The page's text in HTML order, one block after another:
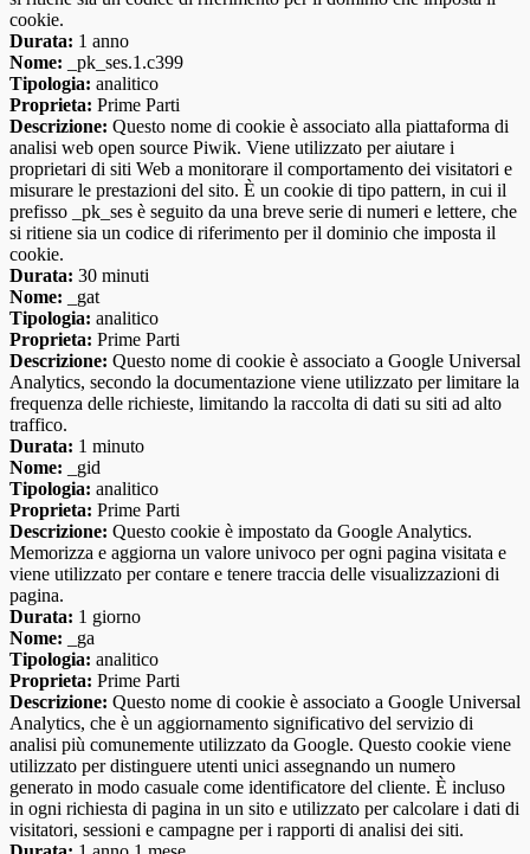
cookie.
Durata: 1 anno
Nome: _pk_ses.1.c399
Tipologia: analitico
Proprieta: Prime Parti
Descrizione: Questo nome di cookie è associato alla piattaforma di
analisi web open source Piwik. Viene utilizzato per aiutare i
proprietari di siti Web a monitorare il comportamento dei visitatori e
misurare le prestazioni del sito. È un cookie di tipo pattern, in cui il
prefisso _pk_ses è seguito da una breve serie di numeri e lettere, che
si ritiene sia un codice di riferimento per il dominio che imposta il
cookie.
Durata: 30 minuti
Nome: _gat
Tipologia: analitico
Proprieta: Prime Parti
Descrizione: Questo nome di cookie è associato a Google Universal
Analytics, secondo la documentazione viene utilizzato per limitare la
frequenza delle richieste, limitando la raccolta di dati su siti ad alto
traffico.
Durata: 1 minuto
Nome: _gid
Tipologia: analitico
Proprieta: Prime Parti
Descrizione: Questo cookie è impostato da Google Analytics.
Memorizza e aggiorna un valore univoco per ogni pagina visitata e
viene utilizzato per contare e tenere traccia delle visualizzazioni di
pagina.
Durata: 1 giorno
Nome: _ga
Tipologia: analitico
Proprieta: Prime Parti
Descrizione: Questo nome di cookie è associato a Google Universal
Analytics, che è un aggiornamento significativo del servizio di
analisi più comunemente utilizzato da Google. Questo cookie viene
utilizzato per distinguere utenti unici assegnando un numero
generato in modo casuale come identificatore del cliente. È incluso
in ogni richiesta di pagina in un sito e utilizzato per calcolare i dati di
visitatori, sessioni e campagne per i rapporti di analisi dei siti.